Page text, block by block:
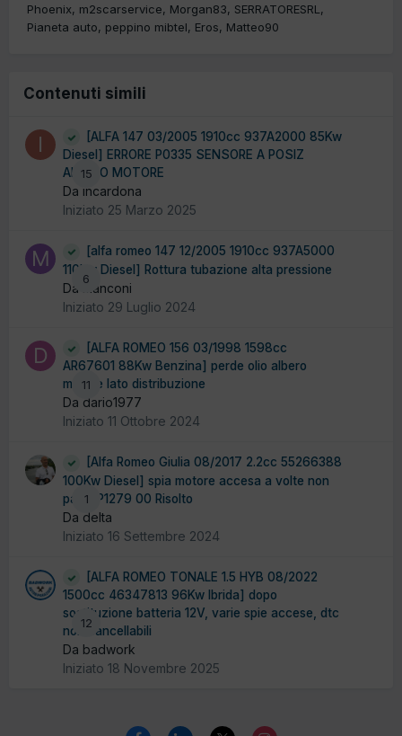
Phoenix m2scarservice Morgan83
SERRATORESRL
Pianeta auto
peppino mibtel Eros Matteo90
Contenuti simili
15
[ALFA 147 03/2005 1910cc 937A2000 85Kw
Diesel] ERRORE P0335 SENSORE A POSIZ
ALBERO MOTORE
Da incardona
Iniziato 25 Marzo 2025
6
[alfa romeo 147 12/2005 1910cc 937A5000
110Kw Diesel] Rottura tubazione alta pressione
Da manconi
Iniziato 29 Luglio 2024
11
[ALFA ROMEO 156 03/1998 1598cc
AR67601 88Kw Benzina] perde olio albero
motore lato distribuzione
Da dario1977
Iniziato 11 Ottobre 2024
1
[Alfa Romeo Giulia 08/2017 2.2cc 55266388
100Kw Diesel] spia motore accesa a volte non
parte P1279 00 Risolto
Da delta
Iniziato 16 Settembre 2024
12
[ALFA ROMEO TONALE 1.5 HYB 08/2022
1500cc 46347813 96Kw Ibrida] dopo
sostituzione batteria 12V, varie spie accese, dtc
non cancellabili
Da badwork
Iniziato 18 Novembre 2025